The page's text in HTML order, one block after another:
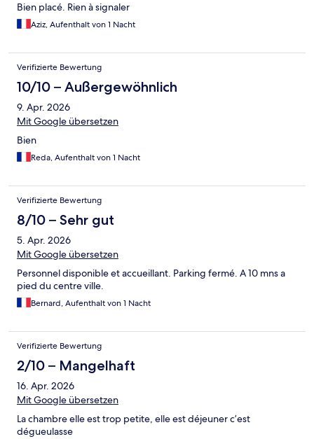
Bien placé. Rien à signaler
Aziz, Aufenthalt von 1 Nacht
Verifizierte Bewertung
10/10 – Außergewöhnlich
9. Apr. 2026
Mit Google übersetzen
Bien
Reda, Aufenthalt von 1 Nacht
Verifizierte Bewertung
8/10 – Sehr gut
5. Apr. 2026
Mit Google übersetzen
Personnel disponible et accueillant. Parking fermé. A 10 mns a
pied du centre ville.
Bernard, Aufenthalt von 1 Nacht
Verifizierte Bewertung
2/10 – Mangelhaft
16. Apr. 2026
Mit Google übersetzen
La chambre elle est trop petite, elle est déjeuner c’est
dégueulasse